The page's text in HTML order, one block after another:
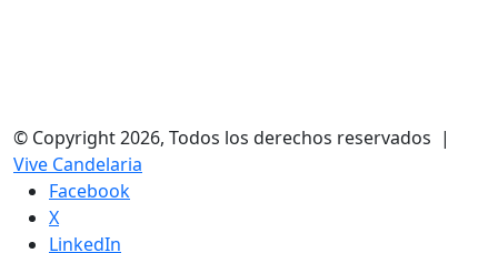
© Copyright 2026, Todos los derechos reservados |
Vive Candelaria
Facebook
X
LinkedIn